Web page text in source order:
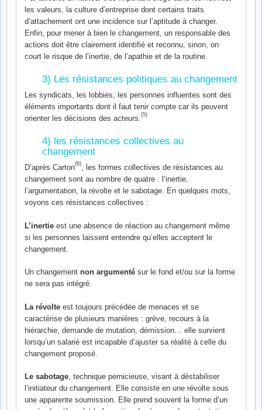
les valeurs, la culture d’entreprise dont certains traits
d’attachement ont une incidence sur l’aptitude à changer.
Enfin, pour mener à bien le changement, un responsable des
actions doit être clairement identifié et reconnu, sinon, on
court le risque de l’inertie, de l’apathie et de la routine.
3) Les résistances politiques au changement
Les syndicats, les lobbies, les personnes influentes sont des
éléments importants dont il faut tenir compte car ils peuvent
orienter les décisions des acteurs.(5)
4) les résistances collectives au
changement
D’après Carton(6), les formes collectives de résistances au
changement sont au nombre de quatre : l’inertie,
l’argumentation, la révolte et le sabotage. En quelques mots,
voyons ces résistances collectives :
L’inertie est une absence de réaction au changement même
si les personnes laissent entendre qu’elles acceptent le
changement.
Un changement non argumenté sur le fond et/ou sur la forme
ne sera pas intégré.
La révolte est toujours précédée de menaces et se
caractérise de plusieurs manières : grève, recours à la
hiérarchie, demande de mutation, démission… elle survient
lorsqu’un salarié est incapable d’ajuster sa réalité à celle du
changement proposé.
Le sabotage, technique pernicieuse, visant à déstabiliser
l’initiateur du changement. Elle consiste en une révolte sous
une apparente soumission. Elle prend souvent la forme d’un